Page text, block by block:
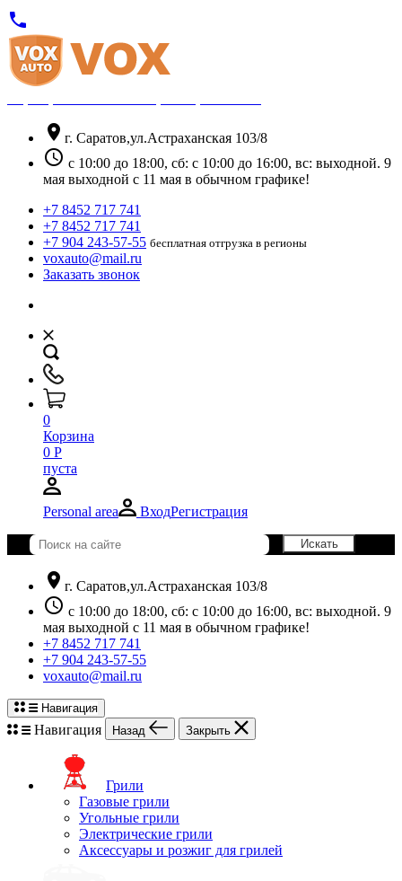
phone
location_on г. Саратов,ул.Астраханская 103/8
schedule с 10:00 до 18:00, сб: с 10:00 до 16:00, вс: выходной. 9
мая выходной с 11 мая в обычном графике!
+7 8452 717 741
+7 8452 717 741
+7 904 243-57-55 бесплатная отгрузка в регионы
voxauto@mail.ru
Заказать звонок
0
Корзина
0 Р
пуста
Personal area ВходРегистрация
location_on г. Саратов,ул.Астраханская 103/8
schedule с 10:00 до 18:00, сб: с 10:00 до 16:00, вс: выходной. 9
мая выходной с 11 мая в обычном графике!
+7 8452 717 741
+7 904 243-57-55
voxauto@mail.ru
Навигация
Навигация Назад Закрыть
Грили
Газовые грили
Угольные грили
Электрические грили
Аксессуары и розжиг для грилей